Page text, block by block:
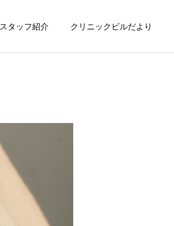
スタッフ紹介 クリニックビルだより